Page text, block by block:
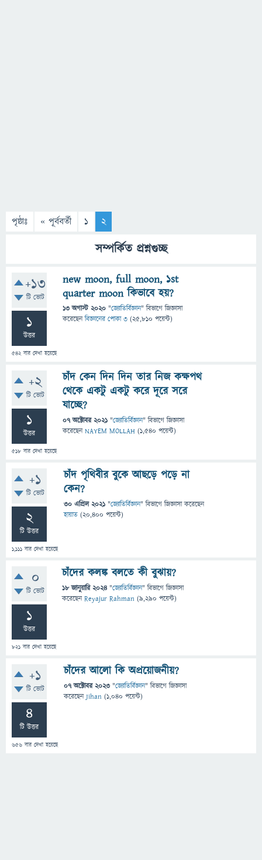
পৃষ্ঠাঃ « পূর্ববর্তী 1 2
সম্পর্কিত প্রশ্নগুচ্ছ
+13
টি ভোট
1
উত্তর
542বার দেখা হয়েছে
new moon, full moon, 1st
quarter moon কিভাবে হয়?
13 অগাস্ট 2020 "জ্যোতির্বিজ্ঞান" বিভাগে জিজ্ঞাসা
করেছেনবিজ্ঞানের পোকা ৩ (25,810 পয়েন্ট)
+2
টি ভোট
1
উত্তর
518 বার দেখা হয়েছে
চাঁদ কেন দিন দিন তার নিজ কক্ষপথ
থেকে একটু একটু করে দূরে সরে
যাচ্ছে?
07 অক্টোবর 2021 "জ্যোতির্বিজ্ঞান" বিভাগে জিজ্ঞাসা
করেছেনNAYEM MOLLAH (1,540 পয়েন্ট)
+1
টি ভোট
2
টি উত্তর
1,111 বার দেখা হয়েছে
চাঁদ পৃথিবীর বুকে আছড়ে পড়ে না
কেন?
30 এপ্রিল 2021 "জ্যোতির্বিজ্ঞান" বিভাগে জিজ্ঞাসাকরেছেন
হায়াত (20,400 পয়েন্ট)
0
টি ভোট
1
উত্তর
821 বার দেখা হয়েছে
চাঁদের কলঙ্ক বলতে কী বুঝায়?
18 জানুয়ারি 2024 "জ্যোতির্বিজ্ঞান" বিভাগে জিজ্ঞাসা
করেছেনReyajur Rahman (9,290 পয়েন্ট)
+1
টি ভোট
4
টি উত্তর
656 বার দেখা হয়েছে
চাঁদের আলো কি অপ্রয়োজনীয়?
07 অক্টোবর 2023 "জ্যোতির্বিজ্ঞান" বিভাগে জিজ্ঞাসা
করেছেনJihan (1,040 পয়েন্ট)